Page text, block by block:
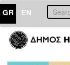
GR EN
ΠΟΛΙΤΙΣΜΟΣ